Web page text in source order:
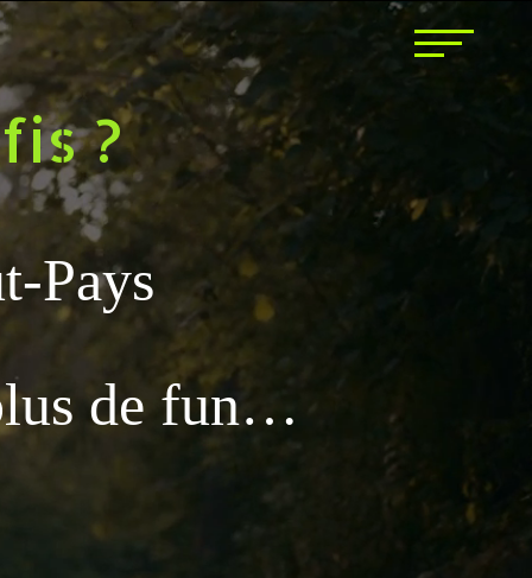
?
Pays
de fun…